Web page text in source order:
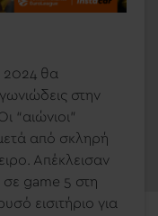
2024 θα
στην
“αιώνιοι”
από σκληρή
Απέκλεισαν
σε game 5 στη
εισιτήριο για